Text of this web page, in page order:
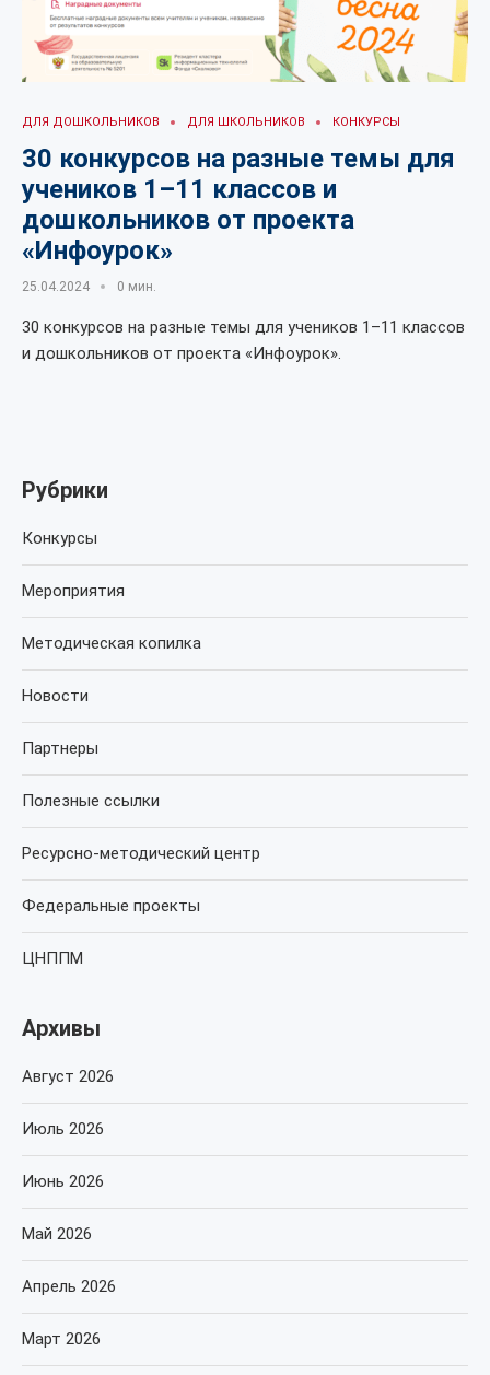
ДЛЯ ДОШКОЛЬНИКОВ ДЛЯ ШКОЛЬНИКОВ КОНКУРСЫ
30 конкурсов на разные темы для
учеников 1–11 классов и
дошкольников от проекта
«Инфоурок»
25.04.2024 0 мин.
30 конкурсов на разные темы для учеников 1–11 классов
и дошкольников от проекта «Инфоурок».
Рубрики
Конкурсы
Мероприятия
Методическая копилка
Новости
Партнеры
Полезные ссылки
Ресурсно-методический центр
Федеральные проекты
ЦНППМ
Архивы
Август 2026
Июль 2026
Июнь 2026
Май 2026
Апрель 2026
Март 2026